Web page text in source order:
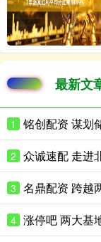
最新文
1
2
3 名鼎配资 跨越
4